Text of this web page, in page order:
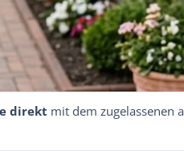
direkt mit dem zugelassenen